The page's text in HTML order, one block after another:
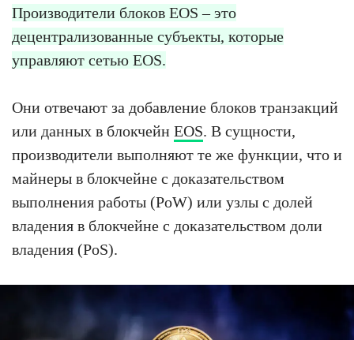
Производители блоков EOS – это
децентрализованные субъекты, которые
управляют сетью EOS.
Они отвечают за добавление блоков транзакций
или данных в блокчейн EOS. В сущности,
производители выполняют те же функции, что и
майнеры в блокчейне с доказательством
выполнения работы (PoW) или узлы с долей
владения в блокчейне с доказательством доли
владения (PoS).